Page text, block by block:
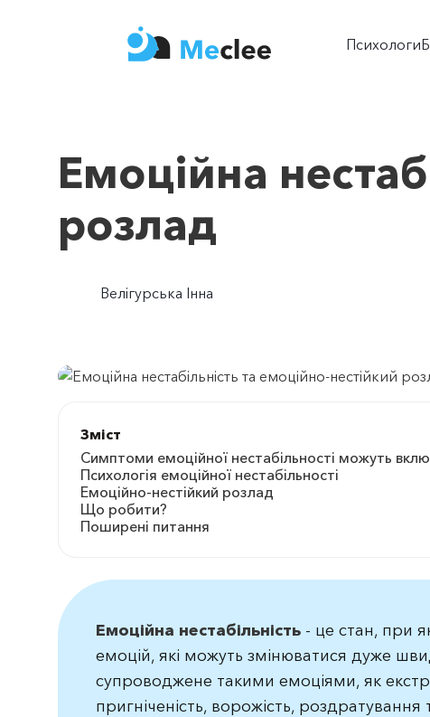
Психологи
Емоційна
розлад
Велігурська Інна
Зміст
Симптоми емоційної нестабільності можуть
Психологія емоційної нестабільності
Емоційно-нестійкий розлад
Що робити?
Поширені питання
Емоційна нестабільність - це стан, при
емоцій, які можуть змінюватися дуже
супроводжене такими емоціями, як
пригніченість, ворожість, роздратування